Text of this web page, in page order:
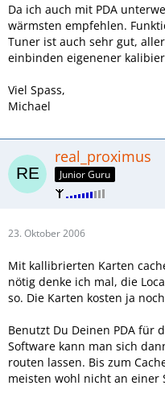
Da ich auch mit PDA
wärmsten empfehlen.
Tuner ist auch sehr gut,
einbinden eigenener
Viel Spass,
Michael
real_proximus
Junior Guru
23. Oktober 2006
Mit kallibrierten Karten
nötig denke ich mal, die
so. Die Karten kosten ja
Benutzt Du Deinen PDA für
Software kann man sich
routen lassen. Bis zum
meisten wohl nicht an einer